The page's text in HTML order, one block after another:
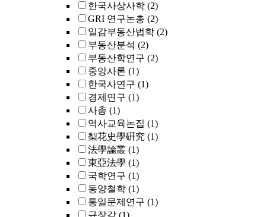
한국사상사학 (2)
GRI 연구논총 (2)
일감부동산법학 (2)
부동산분석 (2)
부동산학연구 (2)
중앙사론 (1)
한국사연구 (1)
경제연구 (1)
사총 (1)
역사교육논집 (1)
梨花史學硏究 (1)
法學論叢 (1)
東亞法學 (1)
국학연구 (1)
동양철학 (1)
통일문제연구 (1)
규장각 (1)